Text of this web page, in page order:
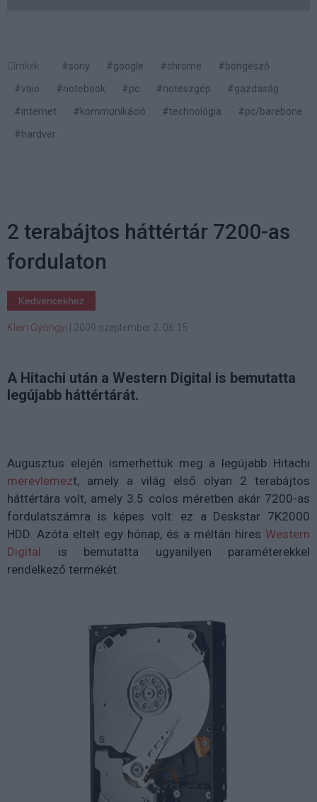
Címkék: #sony #google #chrome
#böngésző
#vaio
#notebook #pc #noteszgép
#gazdaság
#internet
#kommunikáció #technológia
#pc/barebone
#hardver
2 terabájtos háttértár 7200-as
fordulaton
Kedvencekhez
Klein Gyöngyi 2009 szeptember 2. 06:15
A Hitachi után a Western Digital is bemutatta
legújabb háttértárát.
Augusztus elején ismerhettük meg a legújabb Hitachi
merevlemezt, amely a világ első olyan 2 terabájtos
háttértára volt, amely 3.5 colos méretben akár 7200-as
fordulatszámra is képes volt: ez a Deskstar 7K2000
HDD. Azóta eltelt egy hónap, és a méltán híres Western
Digital is bemutatta ugyanilyen paraméterekkel
rendelkező termékét.